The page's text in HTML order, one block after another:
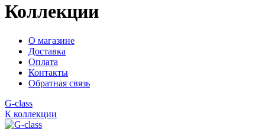
Коллекции
О магазине
Доставка
Оплата
Контакты
Обратная связь
G-class
К коллекции